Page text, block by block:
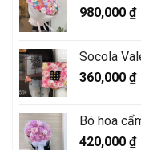
980,000 ₫
Socola
360,000 ₫
Bó hoa
420,000 ₫